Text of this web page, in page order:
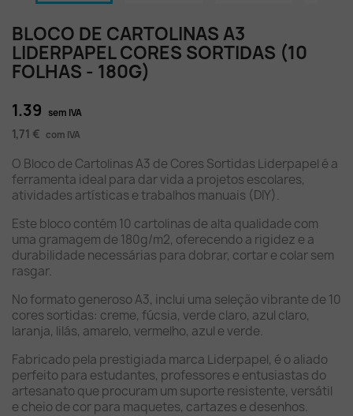
BLOCO DE CARTOLINAS A3
LIDERPAPEL CORES SORTIDAS (10
FOLHAS - 180G)
1.39 sem IVA
1,71 € com IVA
O Bloco de Cartolinas A3 de Cores Sortidas Liderpapel é a
ferramenta ideal para dar vida a projetos escolares,
atividades artísticas e trabalhos manuais (DIY).
Este bloco contém 10 cartolinas de alta qualidade com
uma gramagem de 180g/m2, oferecendo a rigidez e a
durabilidade necessárias para dobrar, cortar e colar sem
rasgar.
No formato generoso A3, inclui uma seleção vibrante de 10
cores sortidas: creme, fúcsia, verde claro, azul claro,
laranja, lilás, amarelo, vermelho, azul e verde.
Fabricado pela prestigiada marca Liderpapel, é o aliado
perfeito para estudantes, professores e entusiastas do
artesanato que procuram um suporte resistente, versátil
e cheio de cor para maquetes, cartazes e desenhos.